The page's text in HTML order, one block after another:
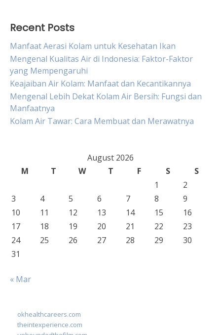
Recent Posts
Manfaat Aerasi Kolam untuk Kesehatan Ikan
Mengenal Kualitas Air di Indonesia: Faktor-Faktor
yang Mempengaruhi
Keajaiban Air Kolam: Manfaat dan Kecantikannya
Mengenal Lebih Dekat Kolam Air Bersih: Fungsi dan
Manfaatnya
Kolam Air Tawar: Cara Membuat dan Merawatnya
August 2026
M
T W T F S
S
1
2
3
4 5 6 7 8
9
10
11 12 13 14 15
16
17
18 19 20 21 22
23
24
25 26 27 28 29
30
31
« Mar
okhealthcareers.com
theintexperience.com